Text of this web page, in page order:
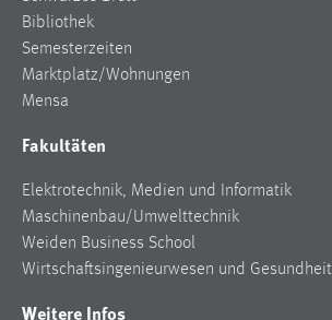
Bibliothek
Semesterzeiten
Marktplatz/Wohnungen
Mensa
Fakultäten
Elektrotechnik, Medien und Informatik
Maschinenbau/Umwelttechnik
Weiden Business School
Wirtschaftsingenieurwesen und Gesundheit
Weitere Infos